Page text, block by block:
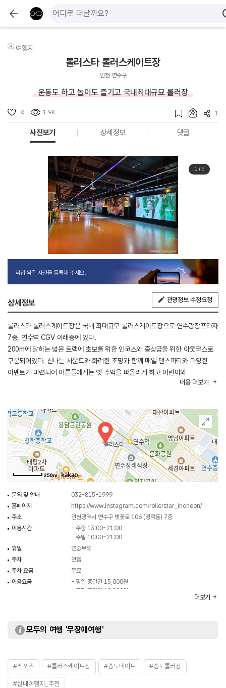
여행지
롤러스타 롤러스케이트장
인천 연수구
운동도 하고 놀이도 즐기고 국내최대규묘 롤러장
6 1.9K 1
사진보기 상세정보 댓글
1/ 5
직접 찍은 사진을 등록해 주세요.
상세정보 관광정보 수정요청
롤러스타 롤러스케이트장은 국내 최대규모 롤러스케이트장으로 연수광장프라자
7층, 연수역 CGV 아래층에 있다.
200m에 달하는 넓은 트랙에 초보를 위한 인코스와 중상급을 위한 아웃코스로
구분되어있다. 신나는 사운드와 화려한 조명과 함께 매일 댄스파티와 다양한
이벤트가 마련되어 어른들에게는 옛 추억을 떠올리게 하고 어린이와
제품 쇼룸도 마련되어 볼거리도 선사하고 있다.
안전을 위해 링크 청소를 수시로 하고 있다. 일일 강습도 받을 수 있으며,
스케이트 대여도 가능하다.
내용 더보기
250m
문의 및 안내
032-815-1999
홈페이지
https://www.instagram.com/rollerstar_incheon/
주소
인천광역시 연수구 벚꽃로 106 (청학동) 7층
이용시간
- 주중 13:00~21:00
- 주말 10:00~21:00
휴일
연중무휴
주차
있음
주차 요금
무료
이용요금
- 평일 종일권 15,000원
- 주말 종일권 19,000원
더보기
모두의 여행 '무장애여행'
#레포츠 #롤러스케이트장 #송도데이트 #송도롤러장
#실내여행지_추천